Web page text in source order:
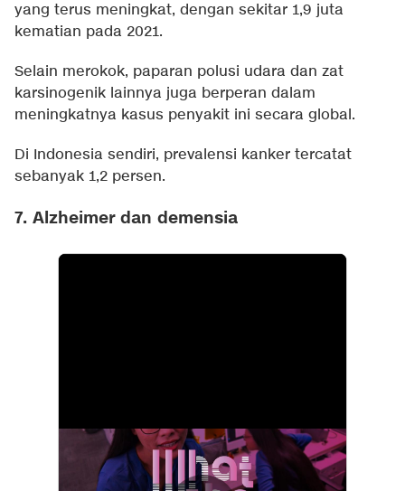
yang terus meningkat, dengan sekitar 1,9 juta
kematian pada 2021.
Selain merokok, paparan polusi udara dan zat
karsinogenik lainnya juga berperan dalam
meningkatnya kasus penyakit ini secara global.
Di Indonesia sendiri, prevalensi kanker tercatat
sebanyak 1,2 persen.
7. Alzheimer dan demensia